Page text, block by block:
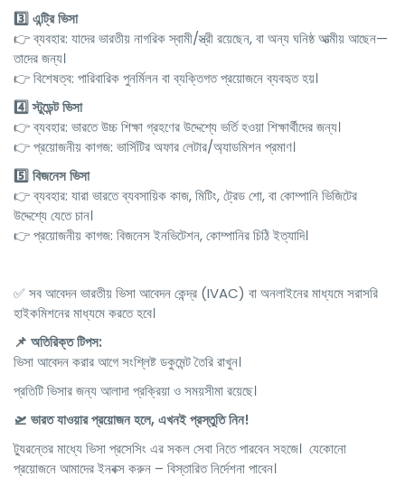
3️⃣ এন্ট্রি ভিসা
👉 ব্যবহার: যাদের ভারতীয় নাগরিক স্বামী/স্ত্রী রয়েছেন, বা অন্য ঘনিষ্ঠ আত্মীয় আছেন—
তাদের জন্য।
👉 বিশেষত্ব: পারিবারিক পুনর্মিলন বা ব্যক্তিগত প্রয়োজনে ব্যবহৃত হয়।
4️⃣ স্টুডেন্ট ভিসা
👉 ব্যবহার: ভারতে উচ্চ শিক্ষা গ্রহণের উদ্দেশ্যে ভর্তি হওয়া শিক্ষার্থীদের জন্য।
👉 প্রয়োজনীয় কাগজ: ভার্সিটির অফার লেটার/অ্যাডমিশন প্রমাণ।
5️⃣ বিজনেস ভিসা
👉 ব্যবহার: যারা ভারতে ব্যবসায়িক কাজ, মিটিং, ট্রেড শো, বা কোম্পানি ভিজিটের
উদ্দেশ্যে যেতে চান।
👉 প্রয়োজনীয় কাগজ: বিজনেস ইনভিটেশন, কোম্পানির চিঠি ইত্যাদি।
✅ সব আবেদন ভারতীয় ভিসা আবেদন কেন্দ্র (IVAC) বা অনলাইনের মাধ্যমে সরাসরি
হাইকমিশনের মাধ্যমে করতে হবে।
📌 অতিরিক্ত টিপস:
ভিসা আবেদন করার আগে সংশ্লিষ্ট ডকুমেন্ট তৈরি রাখুন।
প্রতিটি ভিসার জন্য আলাদা প্রক্রিয়া ও সময়সীমা রয়েছে।
🛫 ভারত যাওয়ার প্রয়োজন হলে, এখনই প্রস্তুতি নিন!
ট্যুরন্তের মাধ্যে ভিসা প্রসেসিং এর সকল সেবা নিতে পারবেন সহজে। যেকোনো
প্রয়োজনে আমাদের ইনবক্স করুন – বিস্তারিত নির্দেশনা পাবেন।